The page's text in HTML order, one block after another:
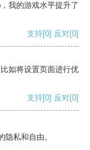
我的游戏水平提升了
支持[0] 反对[0]
如将设置页面进行优
支持[0] 反对[0]
私和自由。